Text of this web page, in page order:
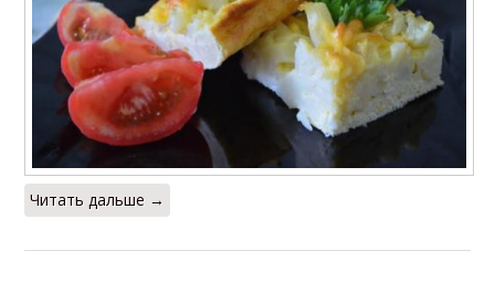
Читать дальше →